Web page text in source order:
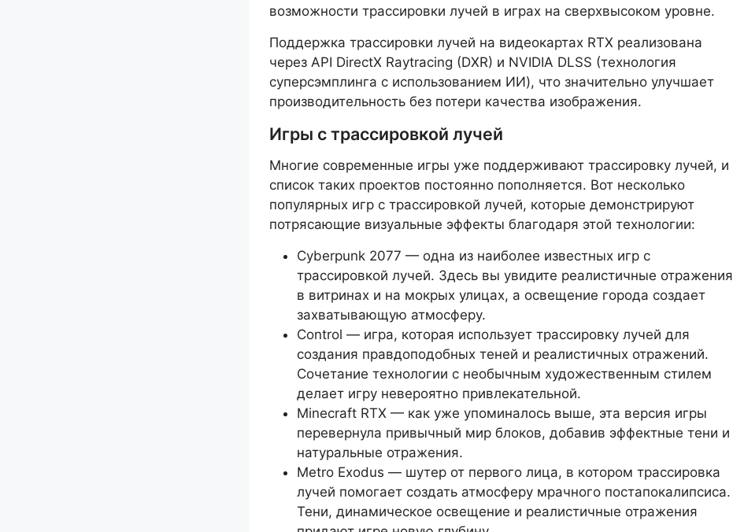
возможности трассировки лучей в играх на сверхвысоком уровне.
Поддержка трассировки лучей на видеокартах RTX реализована
через API DirectX Raytracing (DXR) и NVIDIA DLSS (технология
суперсэмплинга с использованием ИИ), что значительно улучшает
производительность без потери качества изображения.
Игры с трассировкой лучей
Многие современные игры уже поддерживают трассировку лучей, и
список таких проектов постоянно пополняется. Вот несколько
популярных игр с трассировкой лучей, которые демонстрируют
потрясающие визуальные эффекты благодаря этой технологии:
Cyberpunk 2077 — одна из наиболее известных игр с
трассировкой лучей. Здесь вы увидите реалистичные отражения
в витринах и на мокрых улицах, а освещение города создает
захватывающую атмосферу.
Control — игра, которая использует трассировку лучей для
создания правдоподобных теней и реалистичных отражений.
Сочетание технологии с необычным художественным стилем
делает игру невероятно привлекательной.
Minecraft RTX — как уже упоминалось выше, эта версия игры
перевернула привычный мир блоков, добавив эффектные тени и
натуральные отражения.
Metro Exodus — шутер от первого лица, в котором трассировка
лучей помогает создать атмосферу мрачного постапокалипсиса.
Тени, динамическое освещение и реалистичные отражения